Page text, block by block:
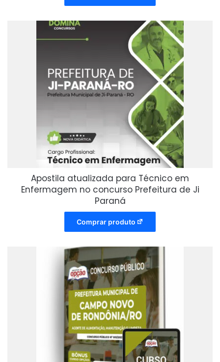
Apostila atualizada para Técnico em
Enfermagem no concurso Prefeitura de Ji
Paraná
Comprar produto